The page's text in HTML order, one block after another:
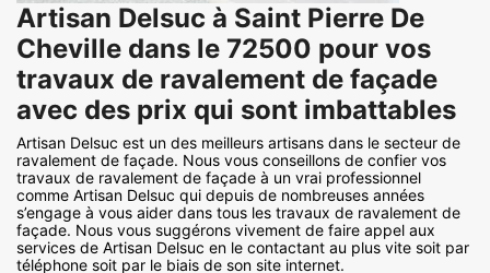
Artisan Delsuc à Saint Pierre De
Cheville dans le 72500 pour vos
travaux de ravalement de façade
avec des prix qui sont imbattables
Artisan Delsuc est un des meilleurs artisans dans le secteur de
ravalement de façade. Nous vous conseillons de confier vos
travaux de ravalement de façade à un vrai professionnel
comme Artisan Delsuc qui depuis de nombreuses années
s’engage à vous aider dans tous les travaux de ravalement de
façade. Nous vous suggérons vivement de faire appel aux
services de Artisan Delsuc en le contactant au plus vite soit par
téléphone soit par le biais de son site internet.